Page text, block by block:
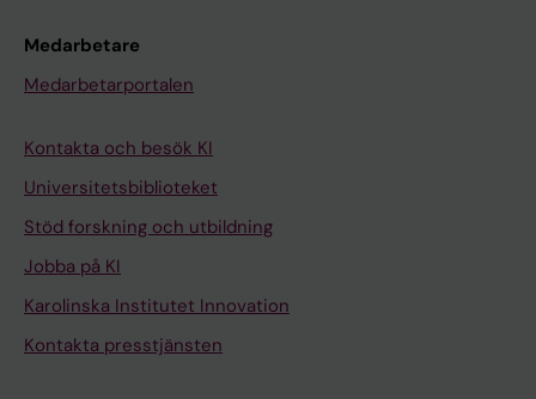
Medarbetare
Medarbetarportalen
Kontakta och besök KI
Universitetsbiblioteket
Stöd forskning och utbildning
Jobba på KI
Karolinska Institutet Innovation
Kontakta presstjänsten